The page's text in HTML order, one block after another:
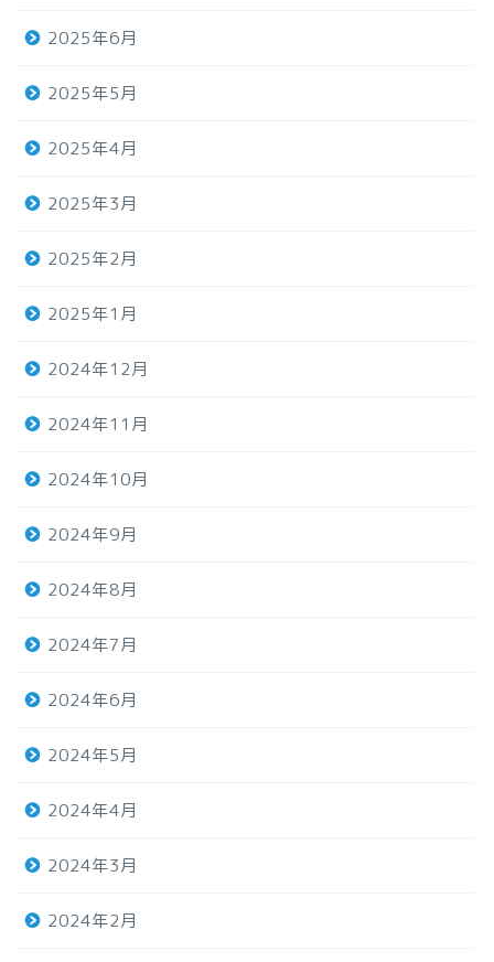
2025年6月
2025年5月
2025年4月
2025年3月
2025年2月
2025年1月
2024年12月
2024年11月
2024年10月
2024年9月
2024年8月
2024年7月
2024年6月
2024年5月
2024年4月
2024年3月
2024年2月